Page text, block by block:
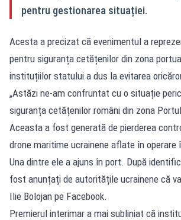
pentru gestionarea situației.
Acesta a precizat că evenimentul a
pentru siguranța cetățenilor din zona
instituțiilor statului a dus la evitarea
„Astăzi ne-am confruntat cu o situație
siguranța cetățenilor români din zona
Aceasta a fost generată de pierderea
drone maritime ucrainene aflate în operare
Una dintre ele a ajuns în port. După
fost anunțați de autoritățile ucrainene că
Ilie Bolojan pe Facebook.
Premierul interimar a mai subliniat că